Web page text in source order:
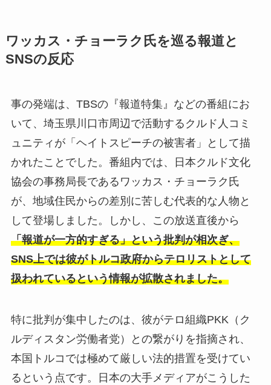
ワッカス・チョーラク氏を巡る報道と
SNSの反応
事の発端は、TBSの『報道特集』などの番組にお
いて、埼玉県川口市周辺で活動するクルド人コミ
ュニティが「ヘイトスピーチの被害者」として描
かれたことでした。番組内では、日本クルド文化
協会の事務局長であるワッカス・チョーラク氏
が、地域住民からの差別に苦しむ代表的な人物と
して登場しました。しかし、この放送直後から
「報道が一方的すぎる」という批判が相次ぎ、
SNS上では彼がトルコ政府からテロリストとして
扱われているという情報が拡散されました。
特に批判が集中したのは、彼がテロ組織PKK（ク
ルディスタン労働者党）との繋がりを指摘され、
本国トルコでは極めて厳しい法的措置を受けてい
るという点です。日本の大手メディアがこうした